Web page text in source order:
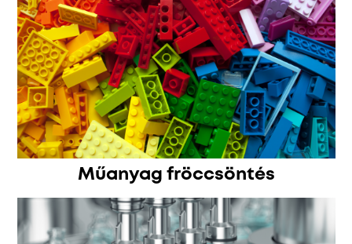
Műanyag fröccsöntés